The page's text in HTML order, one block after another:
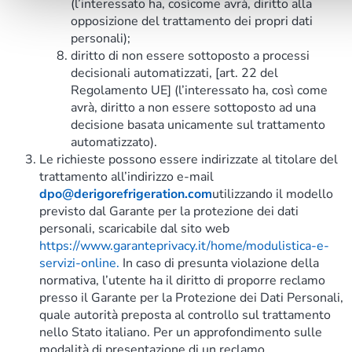
(l’interessato ha, cosìcome avrà, diritto alla
opposizione del trattamento dei propri dati
personali);
diritto di non essere sottoposto a processi
decisionali automatizzati, [art. 22 del
Regolamento UE] (l’interessato ha, così come
avrà, diritto a non essere sottoposto ad una
decisione basata unicamente sul trattamento
automatizzato).
Le richieste possono essere indirizzate al titolare del
trattamento all’indirizzo e-mail
dpo@derigorefrigeration.comutilizzando il modello
previsto dal Garante per la protezione dei dati
personali, scaricabile dal sito web
https://www.garanteprivacy.it/home/modulistica-e-
servizi-online. In caso di presunta violazione della
normativa, l’utente ha il diritto di proporre reclamo
presso il Garante per la Protezione dei Dati Personali,
quale autorità preposta al controllo sul trattamento
nello Stato italiano. Per un approfondimento sulle